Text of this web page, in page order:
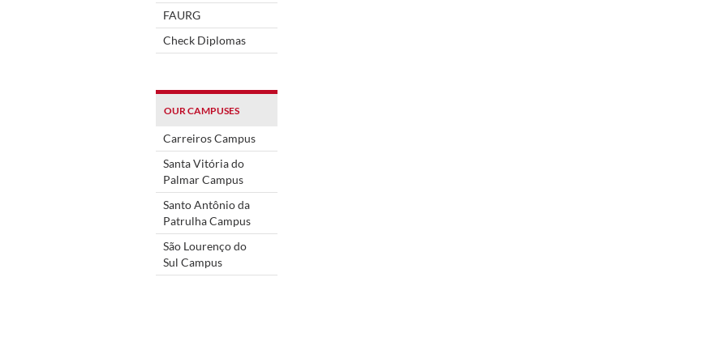
FAURG
Check Diplomas
OUR CAMPUSES
Carreiros Campus
Santa Vitória do
Palmar Campus
Santo Antônio da
Patrulha Campus
São Lourenço do
Sul Campus